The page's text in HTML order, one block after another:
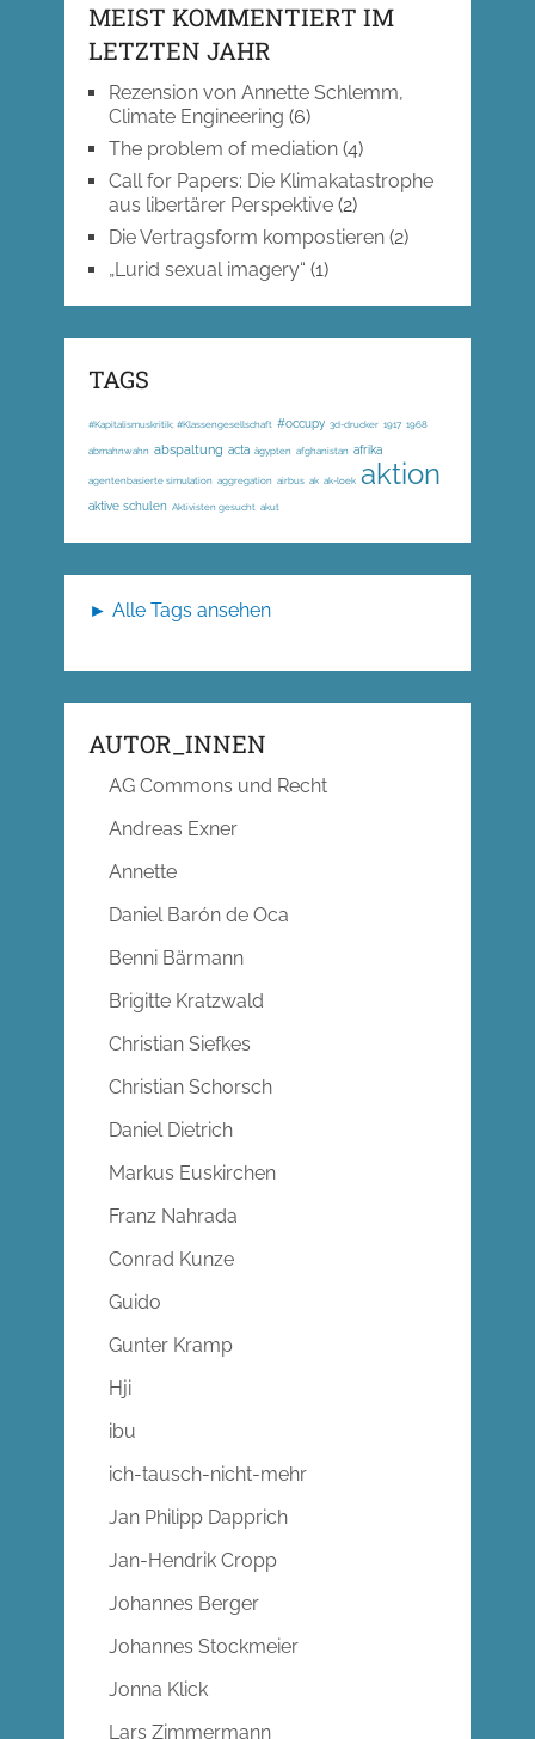
MEIST KOMMENTIERT IM
LETZTEN JAHR
Rezension von Annette Schlemm,
Climate Engineering (6)
The problem of mediation(4)
Call for Papers: Die Klimakatastrophe
aus libertärer Perspektive(2)
Die Vertragsform kompostieren(2)
„Lurid sexual imagery“ (1)
TAGS
#Kapitalismuskritik; #Klassengesellschaft #occupy 3d-drucker 1917 1968
abmahnwahn abspaltung acta ägypten afghanistan afrika
agentenbasierte simulation aggregation airbus ak ak-loek aktion
aktive schulen Aktivisten gesucht akut
► Alle Tags ansehen
AUTOR_INNEN
AG Commons und Recht
Andreas Exner
Annette
Daniel Barón de Oca
Benni Bärmann
Brigitte Kratzwald
Christian Siefkes
Christian Schorsch
Daniel Dietrich
Markus Euskirchen
Franz Nahrada
Conrad Kunze
Guido
Gunter Kramp
Hji
ibu
ich-tausch-nicht-mehr
Jan Philipp Dapprich
Jan-Hendrik Cropp
Johannes Berger
Johannes Stockmeier
Jonna Klick
Lars Zimmermann